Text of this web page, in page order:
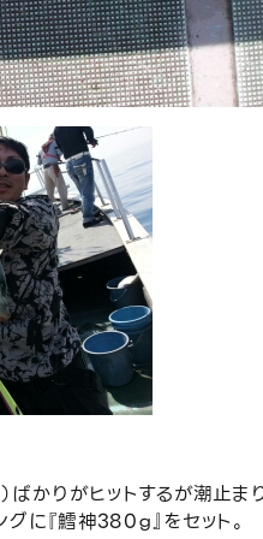
ばかりがヒットするが潮止
に『鱈神380ｇ』をセット。